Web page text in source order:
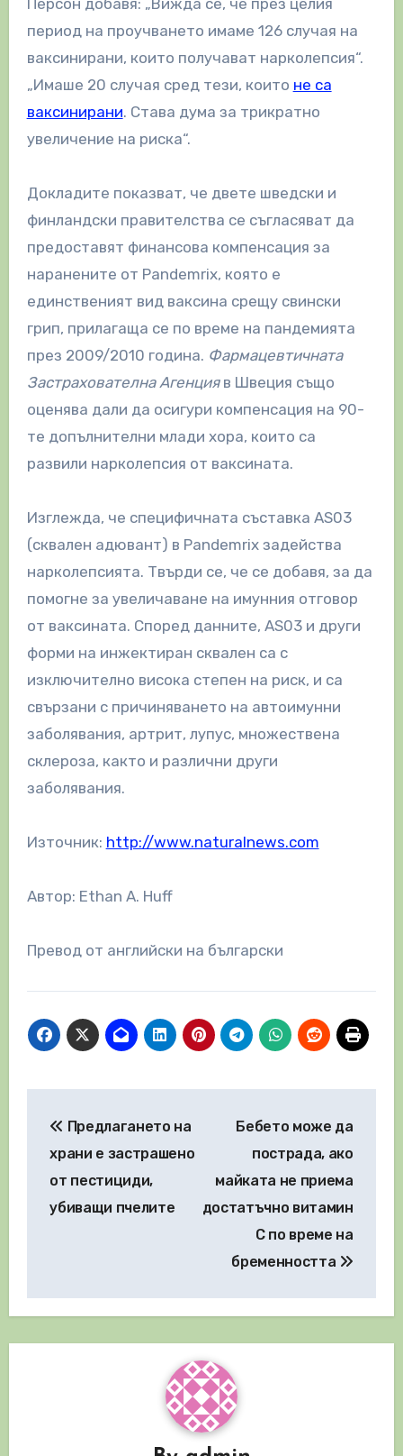
период на проучването имаме 126 случая на
ваксинирани, които получават нарколепсия“.
„Имаше 20 случая сред тези, които не са
ваксинирани. Става дума за трикратно
увеличение на риска“.
Докладите показват, че двете шведски и
финландски правителства се съгласяват да
предоставят финансова компенсация за
наранените от Pandemrix, която е
единственият вид ваксина срещу свински
грип, прилагаща се по време на пандемията
през 2009/2010 година. Фармацевтичната
Застрахователна Агенцияв Швеция също
оценява дали да осигури компенсация на 90-
те допълнителни млади хора, които са
развили нарколепсия от ваксината.
Изглежда, че специфичната съставка AS03
(сквален адювант) в Pandemrix задейства
нарколепсията. Твърди се, че се добавя, за да
помогне за увеличаване на имунния отговор
от ваксината. Според данните, AS03 и други
форми на инжектиран сквален са с
изключително висока степен на риск, и са
свързани с причиняването на автоимунни
заболявания, артрит, лупус, множествена
склероза, както и различни други
заболявания.
Източник: http://www.naturalnews.com
Автор: Ethan A. Huff
Превод от английски на български
Предлагането на
храни е застрашено
от пестициди,
убиващи пчелите
Бебето може да
пострада, ако
майката не приема
достатъчно витамин
С по време на
бременността